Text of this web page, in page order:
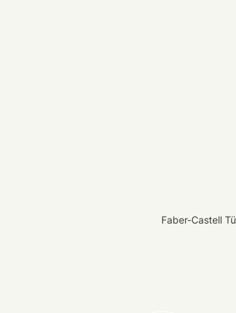
Faber-Castell